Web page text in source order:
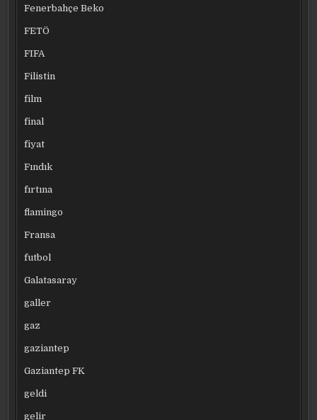
Fenerbahçe Beko
FETÖ
FIFA
Filistin
film
final
fiyat
Fındık
fırtına
flamingo
Fransa
futbol
Galatasaray
galler
gaz
gaziantep
Gaziantep FK
geldi
gelir